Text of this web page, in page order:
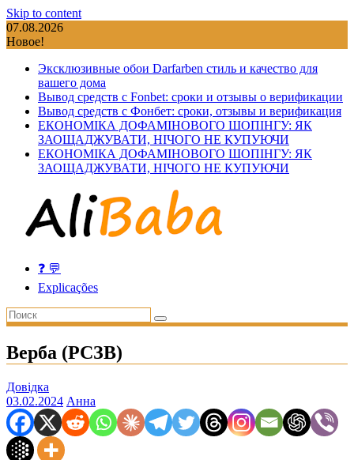
Skip to content
07.08.2026
Новое!
Эксклюзивные обои Darfarben стиль и качество для
вашего дома
Вывод средств с Fonbet: сроки и отзывы о верификации
Вывод средств с Фонбет: сроки, отзывы и верификация
ЕКОНОМІКА ДОФАМІНОВОГО ШОПІНГУ: ЯК
ЗАОЩАДЖУВАТИ, НІЧОГО НЕ КУПУЮЧИ
ЕКОНОМІКА ДОФАМІНОВОГО ШОПІНГУ: ЯК
ЗАОЩАДЖУВАТИ, НІЧОГО НЕ КУПУЮЧИ
❓ 💬
Explicações
Верба (РСЗВ)
Довідка
03.02.2024 Анна